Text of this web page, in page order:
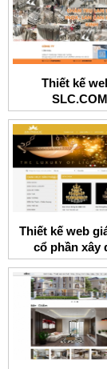
Thiết kế
Thiết kế web
cổ phần xây
thương mại